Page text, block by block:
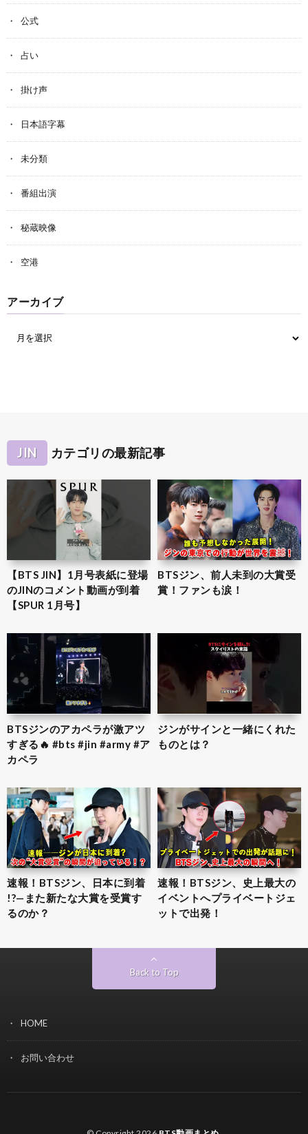
公式
占い
掛け声
日本語字幕
未分類
番組出演
秘蔵映像
空港
アーカイブ
JIN カテゴリの最新記事
【BTS JIN】1月号表紙に登場
のJINのコメント動画が到着
【SPUR 1月号】
BTSジン、前人未到の大賞受
賞！ファンも涙！
BTSジンのアカペラが激アツ
すぎる🔥 #bts #jin #army #ア
カペラ
ジンがサインと一緒にくれた
ものとは？
速報！BTSジン、日本に到着
!?—また新たな大賞を受賞す
るのか？
速報！BTSジン、史上最大の
イベントへプライベートジェ
ットで出発！
Back to Top
HOME
お問い合わせ